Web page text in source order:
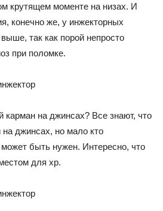
крутящем моменте на низах. И
конечно же, у инжекторных
так как порой непросто
при поломке.
на джинсах? Все знают, что
джинсах, но мало кто
быть нужен. Интересно, что
для хр.